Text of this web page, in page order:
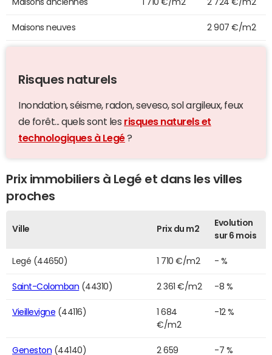
Maisons anciennes 1 710 €/m2 2 724 €/m2
Maisons neuves 2 907 €/m2
Risques naturels
Inondation, séisme, radon, seveso, sol argileux, feux
de forêt... quels sont les risques naturels et
technologiques à Legé?
Prix immobiliers à Legé et dans les villes
proches
Ville Prix du m2
Evolution
sur 6 mois
Legé (44650) 1 710 €/m2 - %
Saint-Colomban (44310) 2 361 €/m2 -8 %
Vieillevigne (44116)
1 684
€/m2
-12 %
Geneston (44140)
2 659
-7 %